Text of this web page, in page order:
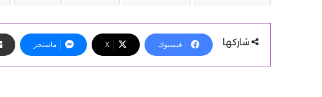
شاركها فيسبوك X ماسنجر